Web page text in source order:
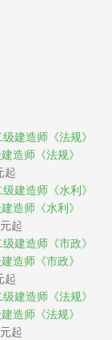
造师《法规》
起
造师《水利》
起
造师《市政》
起
造师《法规》
起